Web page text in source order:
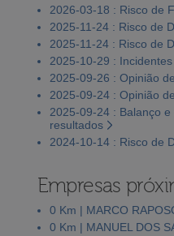
2026-03-18 : Risco de
2025-11-24 : Risco de
2025-11-24 : Risco de
2025-10-29 : Incidentes
2025-09-26 : Opinião
2025-09-24 : Opinião
2025-09-24 : Balanço
resultados
2024-10-14 : Risco de
Empresas
0 Km | MARCO
0 Km | MANUEL DOS